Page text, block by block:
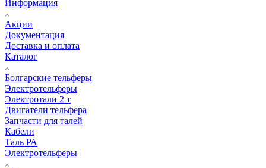
Информация
Акции
Документация
Доставка и оплата
Каталог
Болгарские тельферы
Электротельферы
Электротали 2 т
Двигатели тельфера
Запчасти для талей
Кабели
Таль РА
Электротельферы